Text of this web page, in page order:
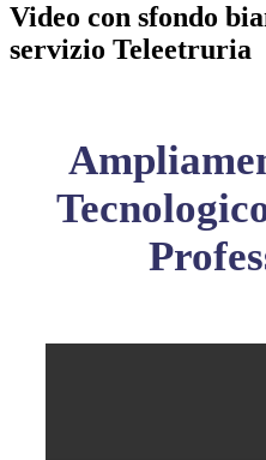
Video con sfondo
servizio Teleetruria